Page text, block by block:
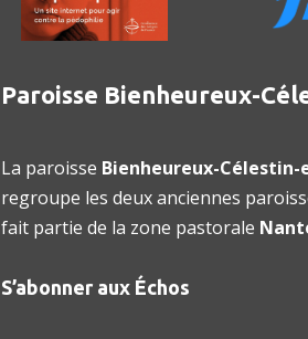
Paroisse Bienheureux-
La paroisse Bienheureux-
regroupe les deux anciennes
fait partie de la zone pastorale
S’abonner aux Échos